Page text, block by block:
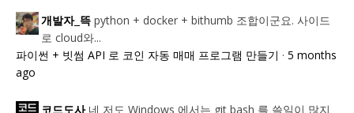
개발자_뜩 python + docker + bithumb 조합이군요. 사이드
로 cloud와...
파이썬 + 빗썸 API 로 코인 자동 매매 프로그램 만들기 · 5 months
ago
코드도사 네 저도 Windows 에서는 git bash 를 쓸일이 많지